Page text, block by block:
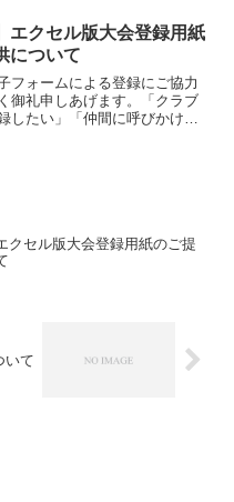
近...
エクセル版大会登録用紙
について
フォームによる登録にご協力
御礼申しあげます。「クラブ
したい」「仲間に呼びかけな
クセル版大会登録用紙のご提
いて